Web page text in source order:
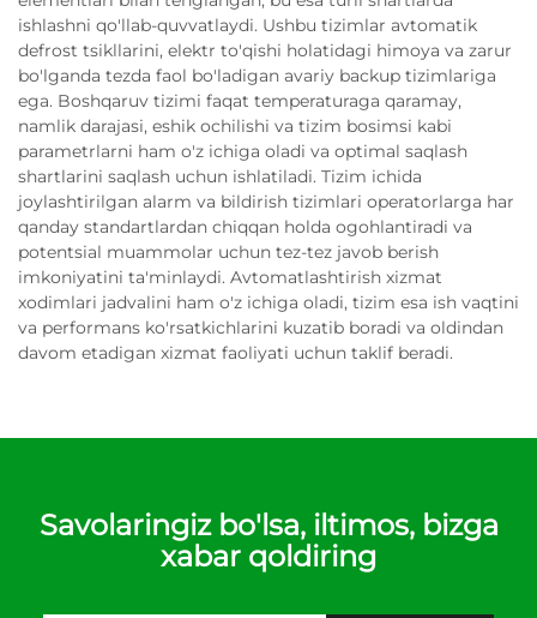
ishlashni qo'llab-quvvatlaydi. Ushbu tizimlar avtomatik
defrost tsikllarini, elektr to'qishi holatidagi himoya va zarur
bo'lganda tezda faol bo'ladigan avariy backup tizimlariga
ega. Boshqaruv tizimi faqat temperaturaga qaramay,
namlik darajasi, eshik ochilishi va tizim bosimsi kabi
parametrlarni ham o'z ichiga oladi va optimal saqlash
shartlarini saqlash uchun ishlatiladi. Tizim ichida
joylashtirilgan alarm va bildirish tizimlari operatorlarga har
qanday standartlardan chiqqan holda ogohlantiradi va
potentsial muammolar uchun tez-tez javob berish
imkoniyatini ta'minlaydi. Avtomatlashtirish xizmat
xodimlari jadvalini ham o'z ichiga oladi, tizim esa ish vaqtini
va performans ko'rsatkichlarini kuzatib boradi va oldindan
davom etadigan xizmat faoliyati uchun taklif beradi.
Savolaringiz bo'lsa, iltimos, bizga
xabar qoldiring